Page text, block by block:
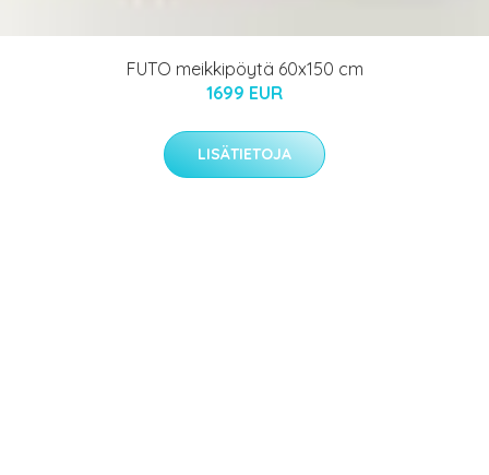
FUTO meikkipöytä 60x150 cm
1699 EUR
LISÄTIETOJA